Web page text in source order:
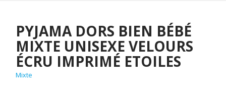
PYJAMA DORS BIEN BÉBÉ
MIXTE UNISEXE VELOURS
ÉCRU IMPRIMÉ ETOILES
Mixte